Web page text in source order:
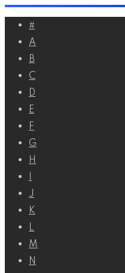
Перейти
контенту
#
A
B
C
D
E
F
G
H
J
K
L
M
N